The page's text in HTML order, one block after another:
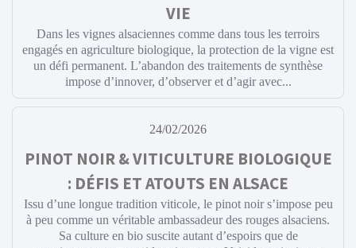
VIE
Dans les vignes alsaciennes comme dans tous les terroirs
engagés en agriculture biologique, la protection de la vigne est
un défi permanent. L’abandon des traitements de synthèse
impose d’innover, d’observer et d’agir avec...
24/02/2026
PINOT NOIR & VITICULTURE BIOLOGIQUE
: DÉFIS ET ATOUTS EN ALSACE
Issu d’une longue tradition viticole, le pinot noir s’impose peu
à peu comme un véritable ambassadeur des rouges alsaciens.
Sa culture en bio suscite autant d’espoirs que de